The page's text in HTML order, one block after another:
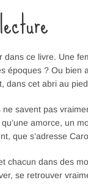
dans ce livre. Une
époques ? Ou
dans cet abri au
savent pas
amorce, un
que s’adresse
chacun dans des
se retrouver